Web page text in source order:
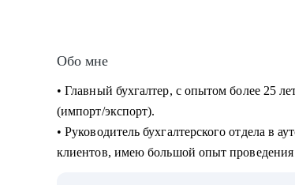
Обо мне
• Главный бухгалтер, с опытом более 25
(импорт/экспорт).
• Руководитель бухгалтерского отдела в
клиентов, имею большой опыт проведения